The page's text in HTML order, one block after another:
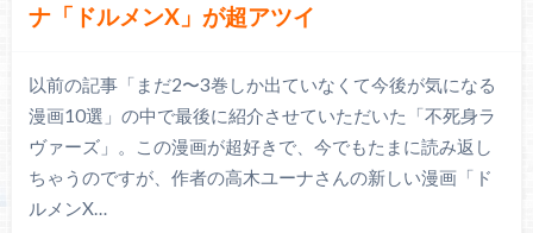
ナ「ドルメンX」が超アツイ
以前の記事「まだ2〜3巻しか出ていなくて今後が気になる
漫画10選」の中で最後に紹介させていただいた「不死身ラ
ヴァーズ」。この漫画が超好きで、今でもたまに読み返し
ちゃうのですが、作者の高木ユーナさんの新しい漫画「ド
ルメンX…